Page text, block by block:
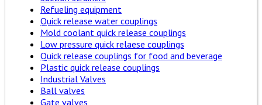
Refueling equipment
Quick release water couplings
Mold coolant quick release couplings
Low pressure quick relaese couplings
Quick release couplings for food and beverage
Plastic quick release couplings
Industrial Valves
Ball valves
Gate valves